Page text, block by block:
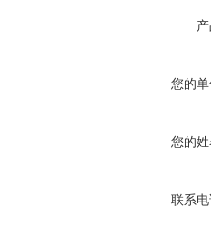
您的
您的
联系